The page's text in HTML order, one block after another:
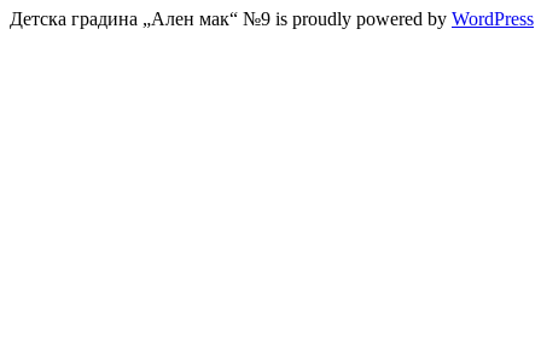
Детска градина „Ален мак“ №9 is proudly powered by WordPress